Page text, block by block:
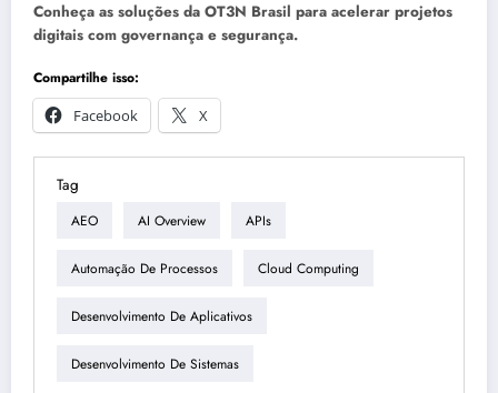
Conheça as soluções da OT3N Brasil para acelerar projetos
digitais com governança e segurança.
Compartilhe isso:
Facebook
X
Tag
AEO AI Overview APIs
Automação De Processos Cloud Computing
Desenvolvimento De Aplicativos
Desenvolvimento De Sistemas